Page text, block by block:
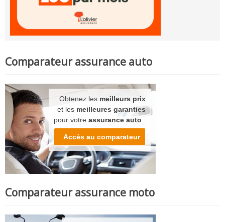
Comparateur assurance auto
Obtenez les meilleurs prix
et les meilleures garanties
pour votre assurance auto :
Accès au comparateur
Comparateur assurance moto